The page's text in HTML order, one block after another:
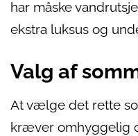
har måske
ekstra luksus og
Valg af
At vælge det rette
kræver omhyggelig